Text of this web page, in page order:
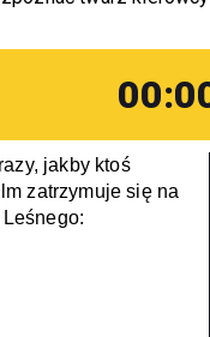
jakby ktoś
zatrzymuje się na